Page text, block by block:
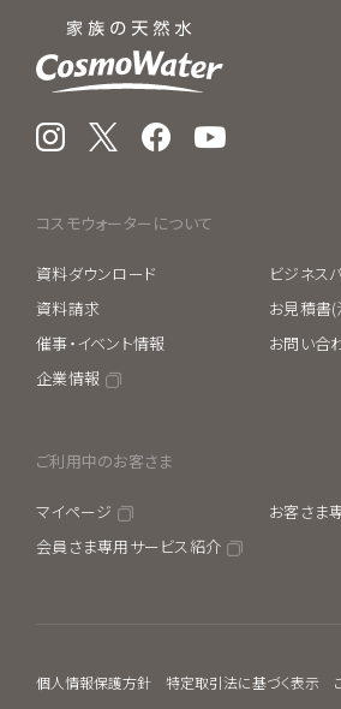
Instagram Facebook
コスモウォーターについて
資料ダウンロード
資料請求
催事・イベント情報
企業情報
ビジネス
お見積書
お問い合
ご利用中のお客さま
マイページ
会員さま専用サービス紹介
お客さま
個人情報保護方針 特定取引法に基づく表示